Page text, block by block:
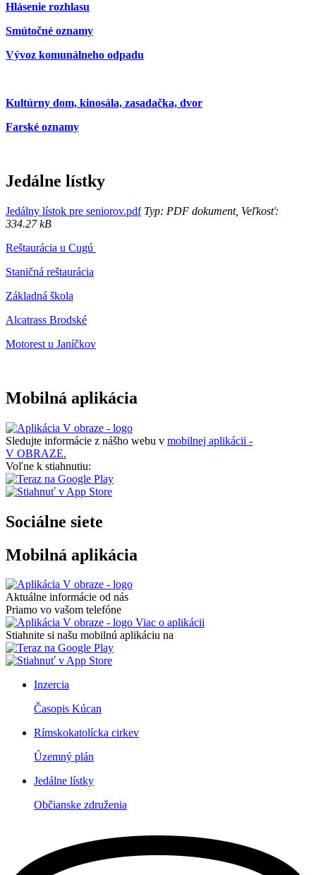
Hlásenie rozhlasu
Smútočné oznamy
Vývoz komunálneho odpadu
Kultúrny dom, kinosála, zasadačka, dvor
Farské oznamy
Jedálne lístky
Jedálny lístok pre seniorov.pdfTyp: PDF dokument, Veľkosť:
334.27 kB
Reštaurácia u Cugú
Staničná reštaurácia
Základná škola
Alcatrass Brodské
Motorest u Janíčkov
Mobilná aplikácia
Sledujte informácie z nášho webu v mobilnej aplikácii -
V OBRAZE.
Voľne k stiahnutiu:
Sociálne siete
Mobilná aplikácia
Aktuálne informácie od nás
Priamo vo vašom telefóne
Viac o aplikácii
Stiahnite si našu mobilnú aplikáciu na
Inzercia
Časopis Kúcan
Rímskokatolícka cirkev
Územný plán
Jedálne lístky
Občianske združenia